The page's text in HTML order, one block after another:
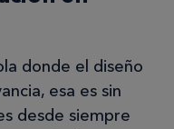
donde el diseño
esa es sin
desde siempre